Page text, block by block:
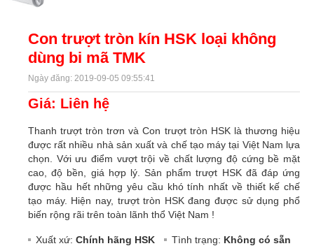
Con trượt tròn kín HSK loại không
dùng bi mã TMK
Ngày đăng: 2019-09-05 09:55:41
Giá: Liên hệ
Thanh trượt tròn trơn và Con trượt tròn HSK là thương hiệu
được rất nhiều nhà sản xuất và chế tạo máy tại Việt Nam lựa
chọn. Với ưu điểm vượt trội về chất lượng độ cứng bề mặt
cao, độ bền, giá hợp lý. Sản phẩm trượt HSK đã đáp ứng
được hầu hết những yêu cầu khó tính nhất về thiết kế chế
tạo máy. Hiện nay, trượt tròn HSK đang được sử dụng phổ
biến rộng rãi trên toàn lãnh thổ Việt Nam !
Xuất xứ: Chính hãng HSK
Tình trạng: Không có sẵn